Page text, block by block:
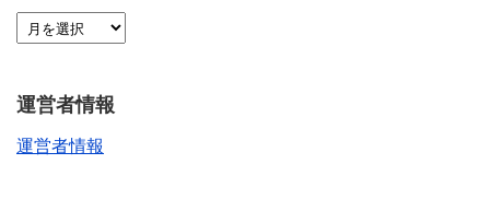
運営者情報
運営者情報